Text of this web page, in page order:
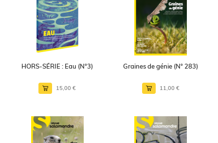
HORS-SÉRIE : Eau (N°3)
15,00 €
Graines de génie (N° 283)
11,00 €